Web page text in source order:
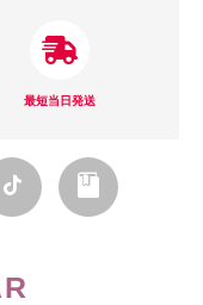
最短当日発送